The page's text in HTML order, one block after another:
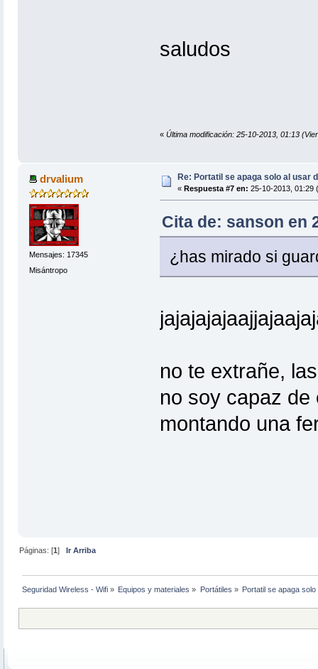
saludos
« Última modificación: 25-10-2013, 01:13
drvalium
Mensajes: 17345
Misántropo
Re: Portatil se apaga solo al usar
« Respuesta #7 en: 25-10-2013, 01:29
Cita de: sanson en
¿has mirado si
no te extrañe,
no soy capaz
montando una
Páginas: [1] Ir Arriba
Seguridad Wireless - Wifi » Equipos y materiales » Portátiles » Portatil se apaga